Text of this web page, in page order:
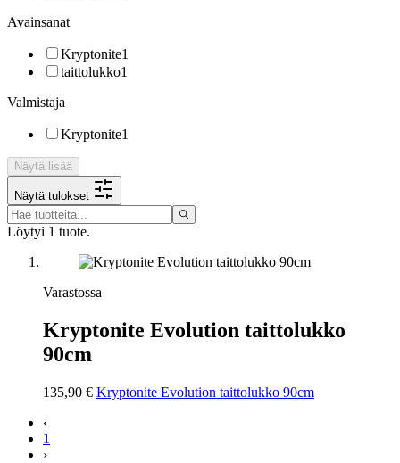
Avainsanat
Kryptonite1
taittolukko1
Valmistaja
Kryptonite1
Näytä lisää
Näytä tulokset
Löytyi 1 tuote.
Varastossa
Kryptonite Evolution taittolukko
90cm
135,90 € Kryptonite Evolution taittolukko 90cm
‹
1
›